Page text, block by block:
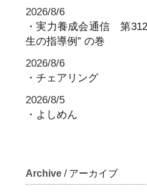
2026/8/6
・実力養成会通信 第
生の指導例” の巻
2026/8/6
・チェアリング
2026/8/5
・よしめん
Archive / アーカイブ